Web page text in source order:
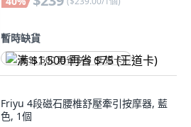
暫時缺貨
满 $1,500 再省 $75 (王道卡)
Friyu 4段磁石腰椎舒壓牽引按摩器, 藍
色, 1個